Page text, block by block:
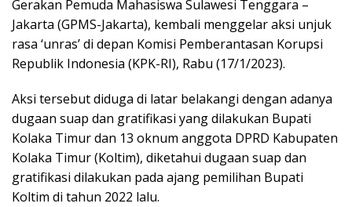
Gerakan Pemuda Mahasiswa Sulawesi Tenggara –
Jakarta (GPMS-Jakarta), kembali menggelar aksi unjuk
rasa ‘unras’ di depan Komisi Pemberantasan Korupsi
Republik Indonesia (KPK-RI), Rabu (17/1/2023).
Aksi tersebut diduga di latar belakangi dengan adanya
dugaan suap dan gratifikasi yang dilakukan Bupati
Kolaka Timur dan 13 oknum anggota DPRD Kabupaten
Kolaka Timur (Koltim), diketahui dugaan suap dan
gratifikasi dilakukan pada ajang pemilihan Bupati
Koltim di tahun 2022 lalu.